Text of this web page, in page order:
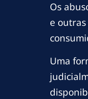
Os
e
Uma